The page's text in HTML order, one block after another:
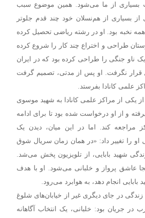
بسیاری از ما می‌شود. همین موضوع سبب
بسیاری از هم‌نسلان خود چند قدم جلوتر
نخبه بود. او در رشته ریاضی تحصیل کرده
طراحی و اختراع چند کار را شروع کرده
ناو جنگی را طراحی کرده بود که در ایران
قرار نگرفت. او پس از مدتی، تصمیم گرفت
علمی کانادا بفرستد.
یکی از مراکز علمی کانادا به شهید موسوی
و از او درخواست شده بود تا برای ادامه
مراجعه کند. اما در این میان، دیدن یک
او را تغییر داد: «در همان زمان سریال شوق
شهید بابایی، از تلویزیون پخش می‌شد.
عاشق پرواز و خلبانی می‌شود. او با هدف
بابایی انجام دهد، به هوابرد می‌رود.
در جای دیگری غیر از خیابان‌های شلوغ
جریان بود: خلبانی، یک انتخاب آگاهانه